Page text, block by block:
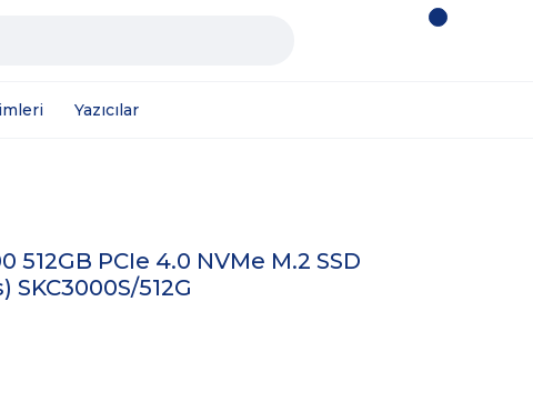
Yazıcılar
512GB PCIe 4.0 NVMe M.2 SSD
SKC3000S/512G